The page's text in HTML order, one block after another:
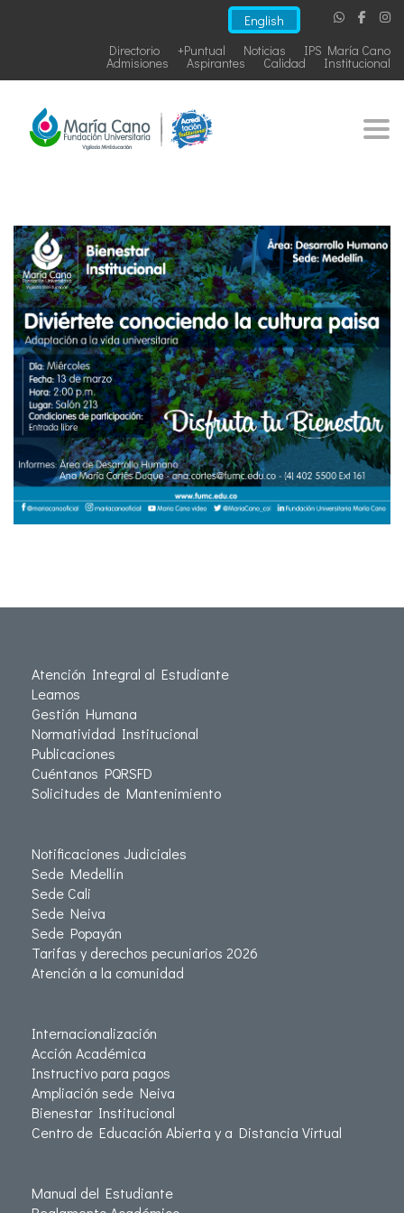
English
IPS María Cano
Noticias
+Puntual
Directorio
Institucional
Calidad
Aspirantes
Admisiones
Atención Integral al Estudiante
Leamos
Gestión Humana
Normatividad Institucional
Publicaciones
Cuéntanos PQRSFD
Solicitudes de Mantenimiento
Notificaciones Judiciales
Sede Medellín
Sede Cali
Sede Neiva
Sede Popayán
Tarifas y derechos pecuniarios 2026
Atención a la comunidad
Internacionalización
Acción Académica
Instructivo para pagos
Ampliación sede Neiva
Bienestar Institucional
Centro de Educación Abierta y a Distancia Virtual
Manual del Estudiante